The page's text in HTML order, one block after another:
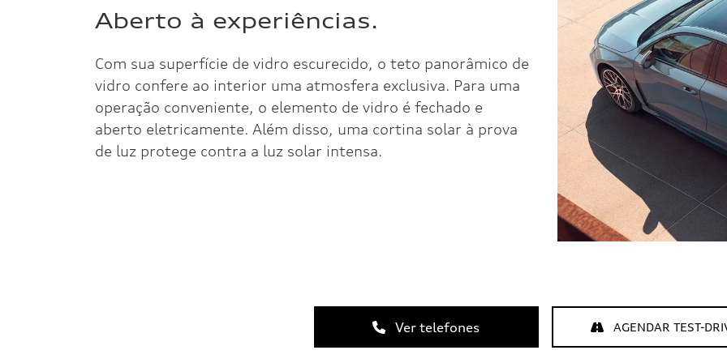
Aberto à experiências.
Com sua superfície de vidro escurecido, o teto panorâmico de
vidro confere ao interior uma atmosfera exclusiva. Para uma
operação conveniente, o elemento de vidro é fechado e
aberto eletricamente. Além disso, uma cortina solar à prova
de luz protege contra a luz solar intensa.
Ver telefones AGENDAR TEST-